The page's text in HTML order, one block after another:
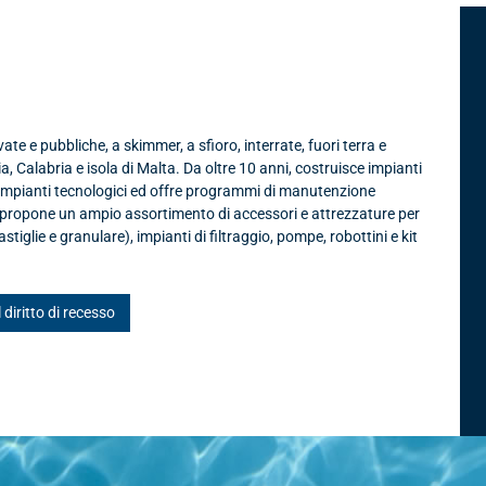
e pubbliche, a skimmer, a sfioro, interrate, fuori terra e
Calabria e isola di Malta. Da oltre 10 anni, costruisce impianti
tecnologici ed offre programmi di manutenzione
un ampio assortimento di accessori e attrezzature per
e granulare), impianti di filtraggio, pompe, robottini e kit
diritto di recesso